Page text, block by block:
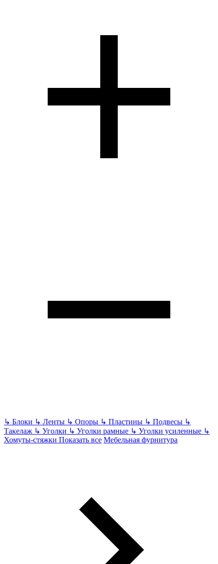
↳ Блоки ↳ Ленты ↳ Опоры ↳ Пластины ↳ Подвесы ↳
Такелаж ↳ Уголки ↳ Уголки рамные ↳ Уголки усиленные ↳
Хомуты-стяжки Показать все Мебельная фурнитура